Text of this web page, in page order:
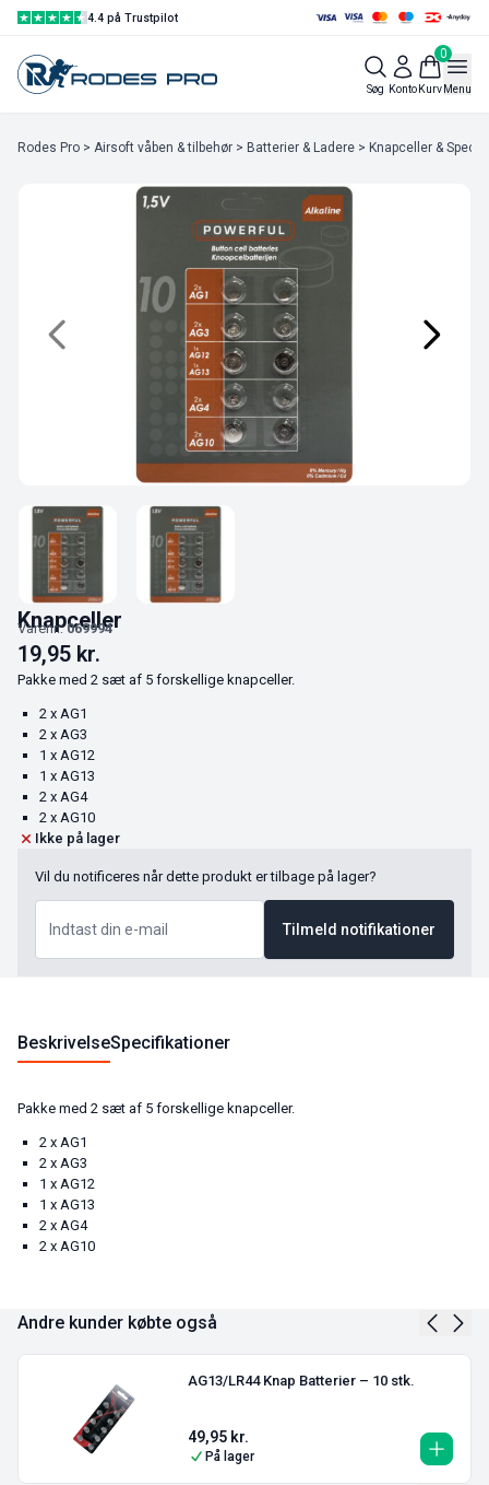
4.4 på Trustpilot
Søg Konto
0
KurvMenu
Rodes Pro > Airsoft våben & tilbehør > Batterier & Ladere > Knapceller &
Knapceller
Varenr.:069994
19,95 kr.
Pakke med 2 sæt af 5 forskellige knapceller.
2 x AG1
2 x AG3
1 x AG12
1 x AG13
2 x AG4
2 x AG10
Ikke på lager
Vil du notificeres når dette produkt er tilbage på lager?
Tilmeld notifikationer
BeskrivelseSpecifikationer
Pakke med 2 sæt af 5 forskellige knapceller.
2 x AG1
2 x AG3
1 x AG12
1 x AG13
2 x AG4
2 x AG10
Andre kunder købte også
AG13/LR44 Knap Batterier – 10 stk.
49,95 kr.
På lager